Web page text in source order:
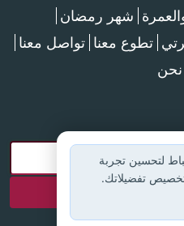
شهر رمضان
تطوع معنا تواصل معنا
لتحسين تجربة
تفضيلاتك.